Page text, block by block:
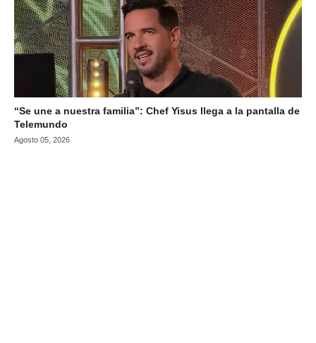
“Se une a nuestra familia”: Chef Yisus llega a la pantalla de
Telemundo
Agosto 05, 2026